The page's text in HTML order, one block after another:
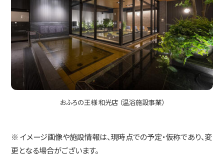
おふろの王様 和光店 （温浴施設事業）
※ イメージ画像や施設情報は、現時点での予定・仮称であり、変
更となる場合がございます。